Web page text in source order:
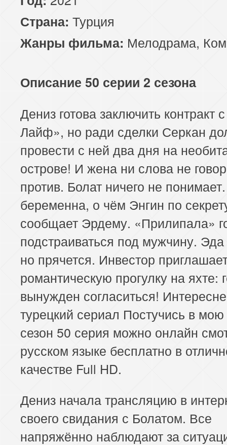
Страна: Турция
Жанры фильма: Мелодрама,
Описание 50 серии 2 сезона
Дениз готова заключить контракт
Лайф», но ради сделки Серкан
провести с ней два дня на
острове! И жена ни слова не
против. Болат ничего не
беременна, о чём Энгин по
сообщает Эрдему. «Прилипала»
подстраиваться под мужчину.
но прячется. Инвестор
романтическую прогулку на яхте:
вынужден согласиться!
турецкий сериал Постучись в
сезон 50 серия можно онлайн
русском языке бесплатно в
качестве Full HD.
Дениз начала трансляцию в
своего свидания с Болатом. Все
напряжённо наблюдают за